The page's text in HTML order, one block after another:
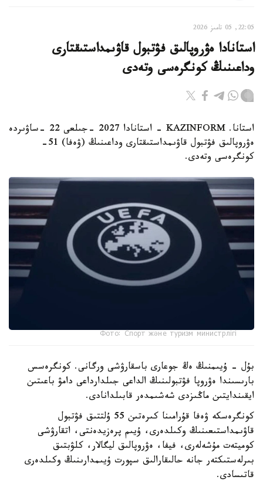
22:05, 05 تامىز 2026
استانادا ەۋروپالىق فۋتبول قاۋىمداستىقتارى
وداعىنىڭ كونگرەسى وتەدى
استانا. KAZINFORM - استانادا 2027 -جىلعى 22 -ساۋىردە
ەۋروپالىق فۋتبول قاۋىمداستىقتارى وداعىنىڭ (ۋەفا) 51-
كونگرەسى وتەدى.
Фото: Спорт және туризм министрлігі
بۇل - ۇيىمنىڭ ەڭ جوعارى باسقارۋشى ورگانى. كونگرەسس
بارىسىندا ەۋروپا فۋتبولىنىڭ الداعى جىلدارداعى دامۋ باعىتىن
ايقىندايتىن ماڭىزدى شەشىمدەر قابىلدانادى.
كونگرەسكە ۋەفا قۇرامىنا كىرەتىن 55 ۇلتتىق فۋتبول
قاۋىمداستىعىنىڭ وكىلدەرى، ۇيىم پرەزيدەنتى، اتقارۋشى
كوميتەت مۇشەلەرى، فيفا، ەۋروپالىق ليگالار، كلۋبتىق
بىرلەستىكتەر جانە حالىقارالىق سپورت ۇيىمدارىنىڭ وكىلدەرى
قاتىسادى.